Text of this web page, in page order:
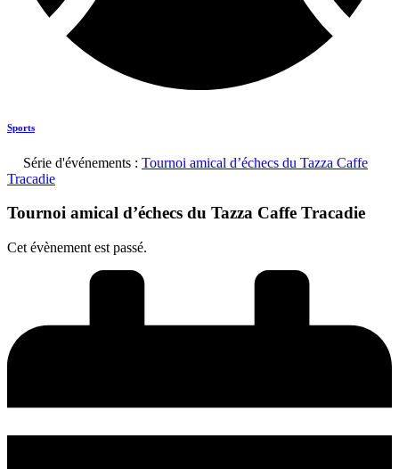
Sports
Série d'événements : Tournoi amical d’échecs du Tazza Caffe
Tracadie
Tournoi amical d’échecs du Tazza Caffe Tracadie
Cet évènement est passé.